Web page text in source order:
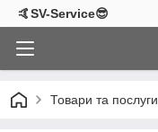
🤙SV-Service😎
Товари та послуги